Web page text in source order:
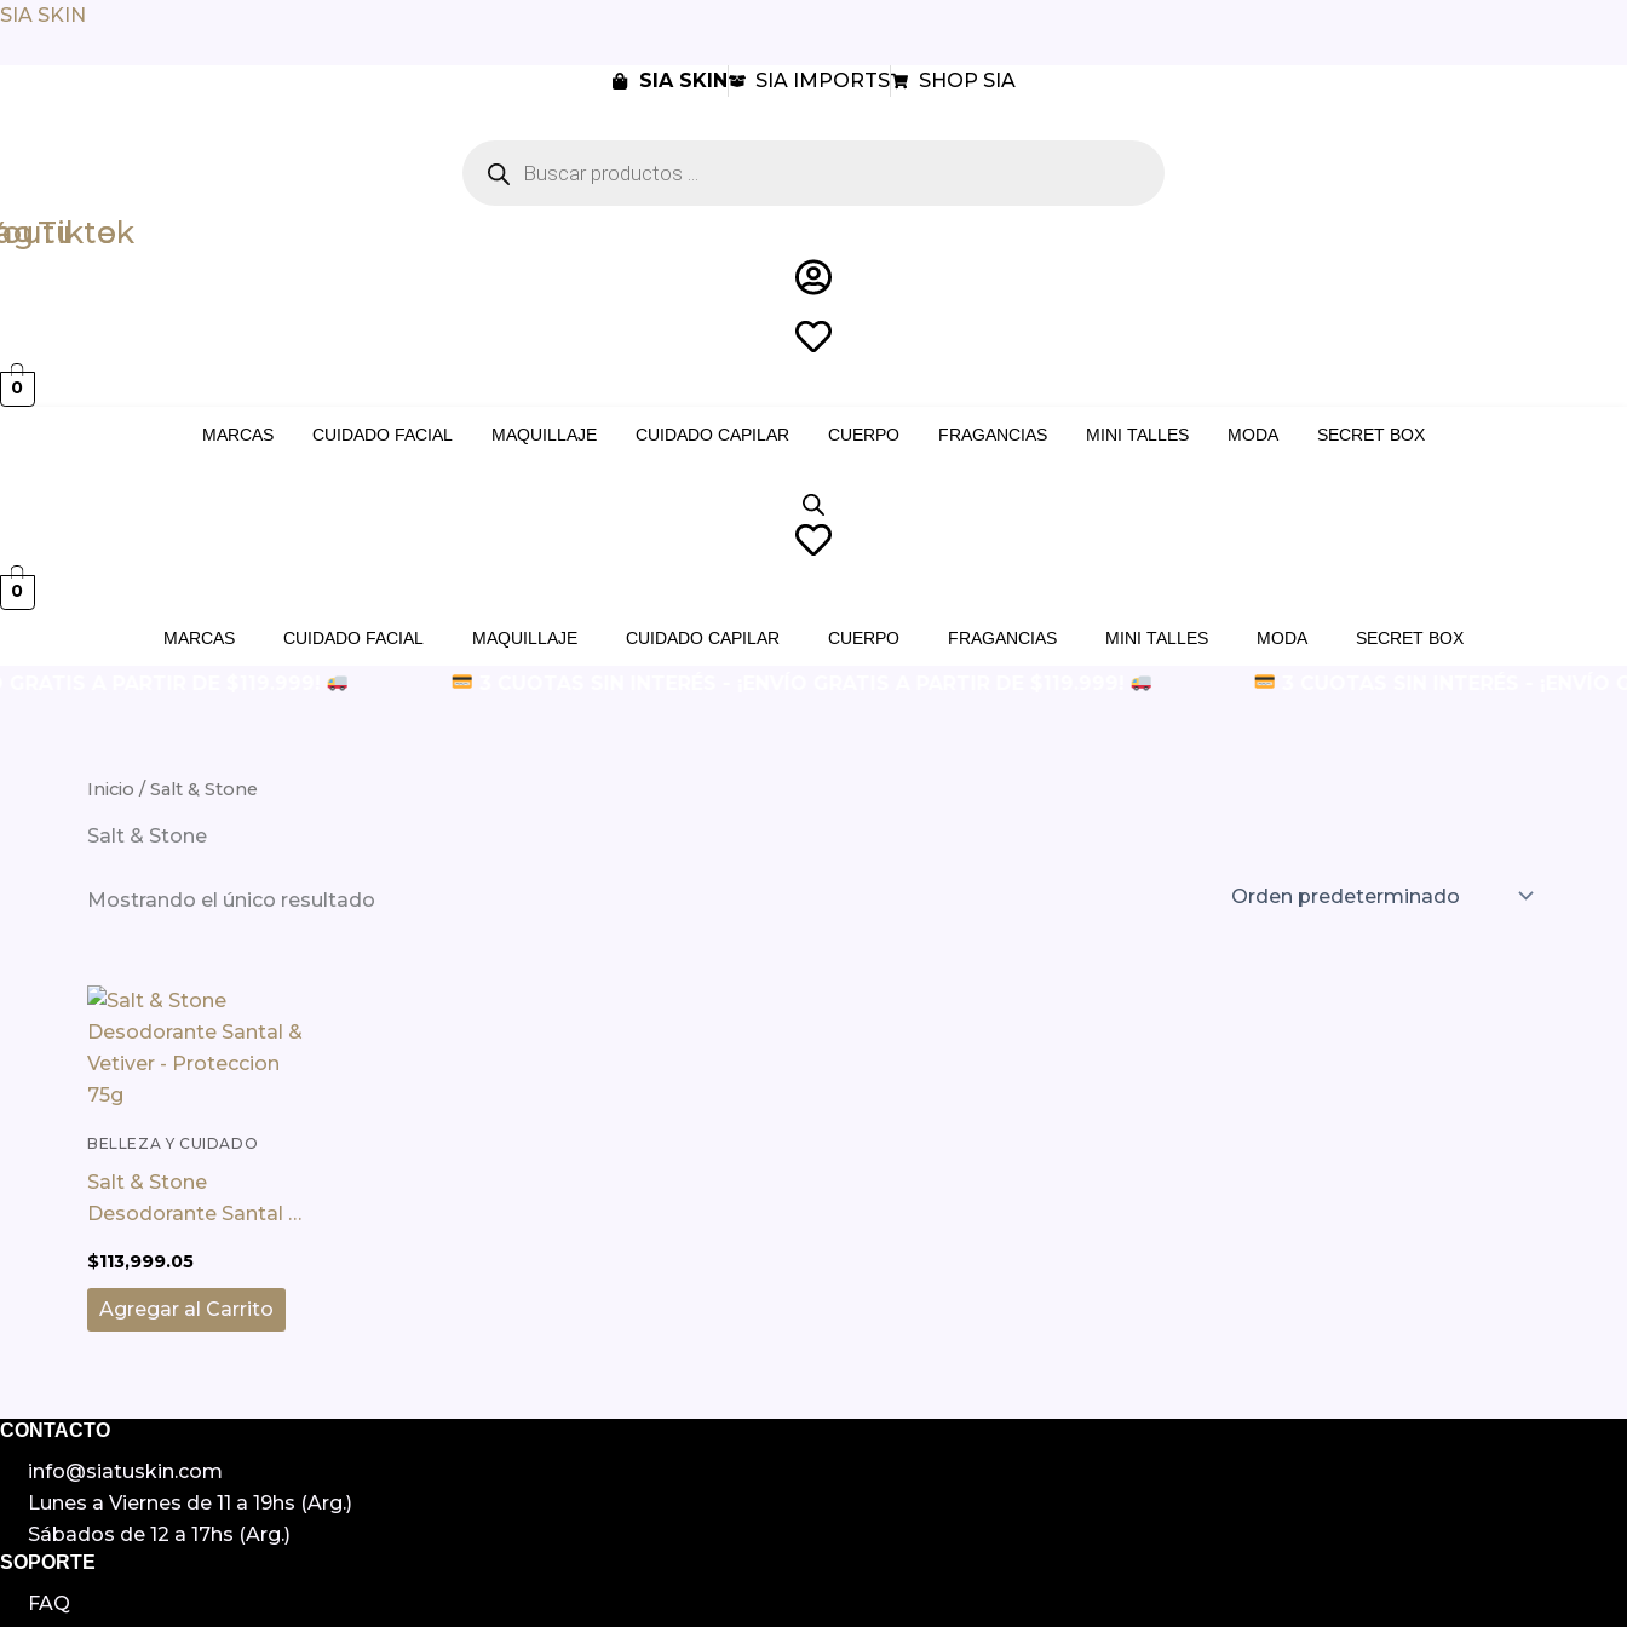
Ir
SIA SKIN
SIA SKIN SIA IMPORTS SHOP SIA
productos
Tiktok
0
MARCAS CUIDADO FACIAL MAQUILLAJE CUIDADO CAPILAR CUERPO FRAGANCIAS MINI TALLES MODA SECRET BOX
0
MARCAS CUIDADO FACIAL MAQUILLAJE CUIDADO CAPILAR CUERPO FRAGANCIAS MINI TALLES MODA SECRET BOX
3 CUOTAS SIN INTERÉS - ¡ENVÍO GRATIS A PARTIR DE $119.999! 3 CUOTAS SIN INTERÉS - ¡ENVÍO
Inicio / Salt & Stone
Salt & Stone
Mostrando el único resultado
BELLEZA Y CUIDADO
Salt & Stone
Desodorante Santal &
75g
$113,999.05
Agregar al Carrito
CONTACTO
info@siatuskin.com
Lunes a Viernes de 11 a 19hs (Arg.)
Sábados de 12 a 17hs (Arg.)
SOPORTE
FAQ